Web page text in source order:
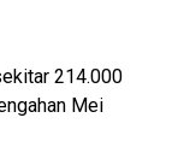
214.000
Mei